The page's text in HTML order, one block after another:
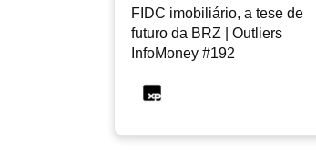
FIDC imobiliário, a tese de
futuro da BRZ | Outliers
InfoMoney #192